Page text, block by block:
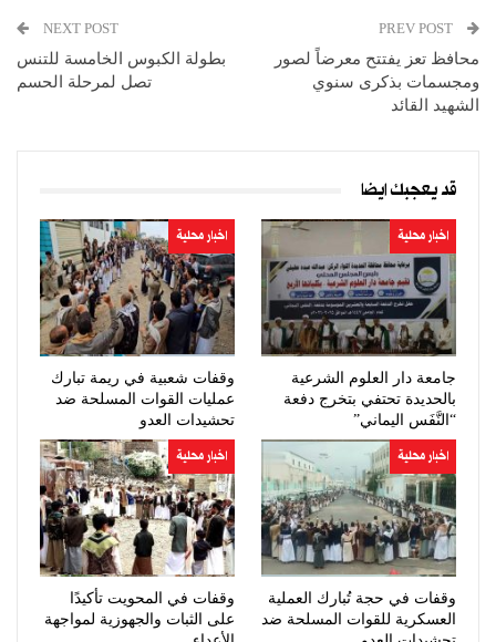
محافظ تعز يفتتح معرضاً لصور
ومجسمات بذكرى سنوي
الشهيد القائد
NEXT POST
بطولة الكبوس الخامسة للتنس
تصل لمرحلة الحسم
قد يعجبك ايضا
اخبار محلية
جامعة دار العلوم الشرعية
بالحديدة تحتفي بتخرج دفعة
“النَّفَس اليماني”
اخبار محلية
وقفات شعبية في ريمة تبارك
عمليات القوات المسلحة ضد
تحشيدات العدو
اخبار محلية
وقفات في حجة تُبارك العملية
العسكرية للقوات المسلحة ضد
اخبار محلية
وقفات في المحويت تأكيدًا
على الثبات والجهوزية لمواجهة